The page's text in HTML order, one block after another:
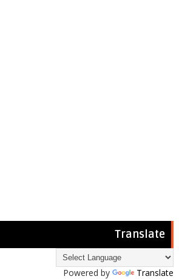
Translate
Powered by Translate